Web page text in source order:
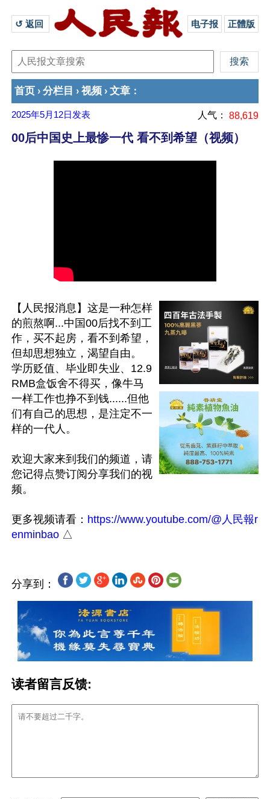
↺ 返回 电子报 正體版
首页 › 分栏目 › 视频 › 文章 ：
2025年5月12日 发表 人气： 88,619
00后中国史上最惨一代 看不到希望（视频）
【人民报消息】这是一种怎样
的煎熬啊...中国00后找不到工
作，买不起房，看不到希望，
但却思想独立，渴望自由。
学历贬值、毕业即失业、12.9
RMB盒饭舍不得买，像牛马
一样工作也挣不到钱......但他
们有自己的思想，是注定不一
样的一代人。
欢迎大家来到我们的频道，请
您记得点赞订阅分享我们的视
频。
更多视频请看： https://www.youtube.com/@人民報r
enminbao
分享到：
读者留言反馈: